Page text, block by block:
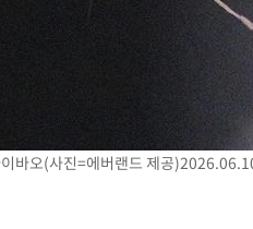
바오(사진=에버랜드 제공)